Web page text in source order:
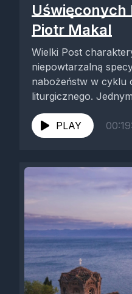
Uświęconych
Piotr Makal
Wielki Post
niepowtarzalną
nabożeństw w cyklu
liturgicznego.
elementów jest
Liturgii w...
PLAY